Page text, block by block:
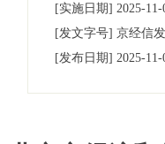
[实施日期] 2025-11-
[发文字号] 京经信发
[发布日期] 2025-11-